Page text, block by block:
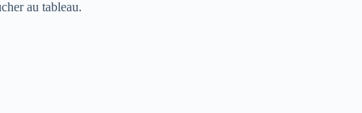
au tableau.